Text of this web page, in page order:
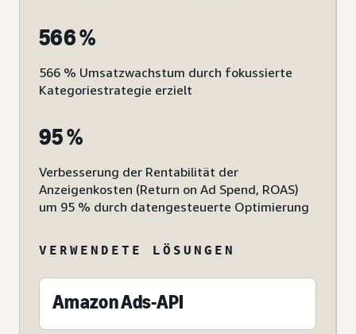
566 %
566 % Umsatzwachstum durch fokussierte
Kategoriestrategie erzielt
95 %
Verbesserung der Rentabilität der
Anzeigenkosten (Return on Ad Spend, ROAS)
um 95 % durch datengesteuerte Optimierung
VERWENDETE LÖSUNGEN
Amazon Ads-API